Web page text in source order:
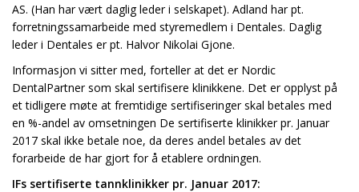
AS. (Han har vært daglig leder i selskapet). Adland har pt.
forretningssamarbeide med styremedlem i Dentales. Daglig
leder i Dentales er pt. Halvor Nikolai Gjone.
Informasjon vi sitter med, forteller at det er Nordic
DentalPartner som skal sertifisere klinikkene. Det er opplyst på
et tidligere møte at fremtidige sertifiseringer skal betales med
en %-andel av omsetningen De sertifiserte klinikker pr. Januar
2017 skal ikke betale noe, da deres andel betales av det
forarbeide de har gjort for å etablere ordningen.
IFs sertifiserte tannklinikker pr. Januar 2017: